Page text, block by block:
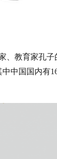
、教育家孔
中国国内有